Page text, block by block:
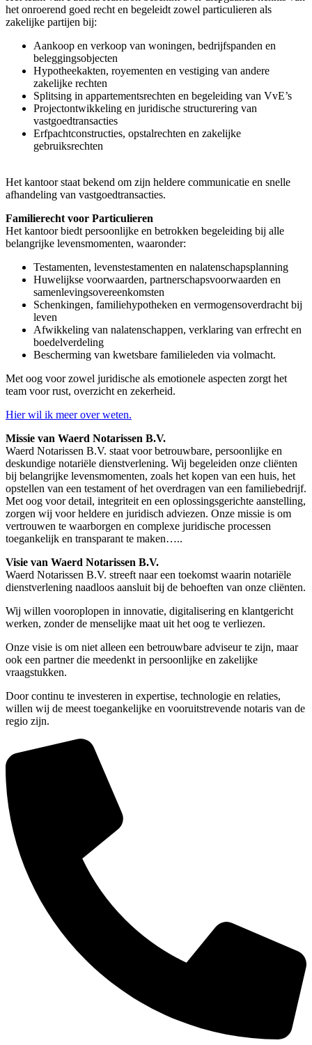
het onroerend goed recht en begeleidt zowel particulieren als
zakelijke partijen bij:
Aankoop en verkoop van woningen, bedrijfspanden en
beleggingsobjecten
Hypotheekakten, royementen en vestiging van andere
zakelijke rechten
Splitsing in appartementsrechten en begeleiding van VvE’s
Projectontwikkeling en juridische structurering van
vastgoedtransacties
Erfpachtconstructies, opstalrechten en zakelijke
gebruiksrechten
Het kantoor staat bekend om zijn heldere communicatie en snelle
afhandeling van vastgoedtransacties.
Familierecht voor Particulieren
Het kantoor biedt persoonlijke en betrokken begeleiding bij alle
belangrijke levensmomenten, waaronder:
Testamenten, levenstestamenten en nalatenschapsplanning
Huwelijkse voorwaarden, partnerschapsvoorwaarden en
samenlevingsovereenkomsten
Schenkingen, familiehypotheken en vermogensoverdracht bij
leven
Afwikkeling van nalatenschappen, verklaring van erfrecht en
boedelverdeling
Bescherming van kwetsbare familieleden via volmacht.
Met oog voor zowel juridische als emotionele aspecten zorgt het
team voor rust, overzicht en zekerheid.
Hier wil ik meer over weten.
Missie van Waerd Notarissen B.V.
Waerd Notarissen B.V. staat voor betrouwbare, persoonlijke en
deskundige notariële dienstverlening. Wij begeleiden onze cliënten
bij belangrijke levensmomenten, zoals het kopen van een huis, het
opstellen van een testament of het overdragen van een familiebedrijf.
Met oog voor detail, integriteit en een oplossingsgerichte aanstelling,
zorgen wij voor heldere en juridisch adviezen. Onze missie is om
vertrouwen te waarborgen en complexe juridische processen
toegankelijk en transparant te maken…..
Visie van Waerd Notarissen B.V.
Waerd Notarissen B.V. streeft naar een toekomst waarin notariële
dienstverlening naadloos aansluit bij de behoeften van onze cliënten.
Wij willen vooroplopen in innovatie, digitalisering en klantgericht
werken, zonder de menselijke maat uit het oog te verliezen.
Onze visie is om niet alleen een betrouwbare adviseur te zijn, maar
ook een partner die meedenkt in persoonlijke en zakelijke
vraagstukken.
Door continu te investeren in expertise, technologie en relaties,
willen wij de meest toegankelijke en vooruitstrevende notaris van de
regio zijn.